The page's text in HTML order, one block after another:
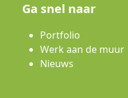
Ga snel naar
Portfolio
Werk aan de muur
Nieuws